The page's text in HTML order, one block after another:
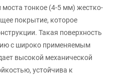
тонкое (4-5 мм) жестко-
покрытие, которое
Такая поверхность
с широко применяемым
высокой механической
устойчива к